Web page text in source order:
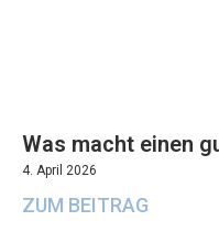
Was macht einen
4. April 2026
ZUM BEITRAG